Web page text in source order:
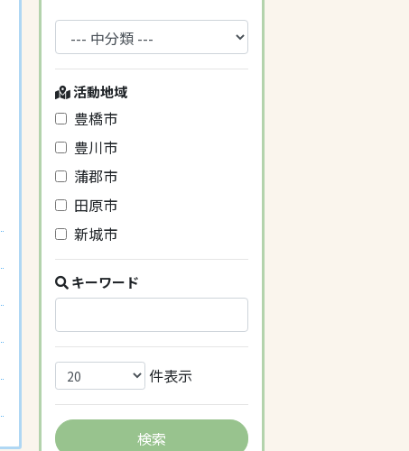
活動地域
豊橋市
豊川市
蒲郡市
田原市
新城市
キーワード
件表示